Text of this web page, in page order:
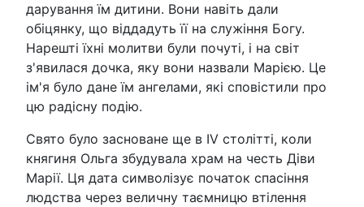
дарування їм дитини. Вони навіть дали
обіцянку, що віддадуть її на служіння Богу.
Нарешті їхні молитви були почуті, і на світ
з'явилася дочка, яку вони назвали Марією. Це
ім'я було дане їм ангелами, які сповістили про
цю радісну подію.
Свято було засноване ще в IV столітті, коли
княгиня Ольга збудувала храм на честь Діви
Марії. Ця дата символізує початок спасіння
людства через величну таємницю втілення